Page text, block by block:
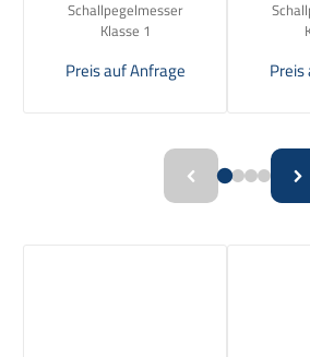
Schallpegelmesser
Klasse 1
Preis auf Anfrage